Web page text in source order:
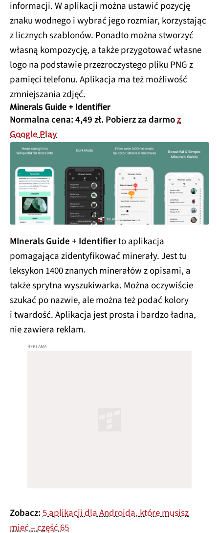
informacji. W aplikacji można ustawić pozycję
znaku wodnego i wybrać jego rozmiar, korzystając
z licznych szablonów. Ponadto można stworzyć
własną kompozycję, a także przygotować własne
logo na podstawie przezroczystego pliku PNG z
pamięci telefonu. Aplikacja ma też możliwość
zmniejszania zdjęć.
Minerals Guide + Identifier
Normalna cena: 4,49 zł. Pobierz za darmoz
Google Play
MInerals Guide + Identifierto aplikacja
pomagająca zidentyfikować minerały. Jest tu
leksykon 1400 znanych minerałów z opisami, a
także sprytna wyszukiwarka. Można oczywiście
szukać po nazwie, ale można też podać kolory
i twardość. Aplikacja jest prosta i bardzo ładna,
nie zawiera reklam.
Zobacz:5 aplikacji dla Androida, które musisz
mieć – część 65